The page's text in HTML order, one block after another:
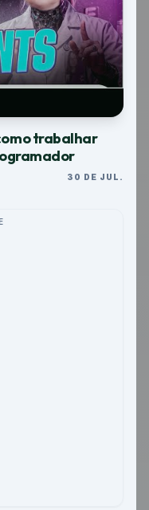
trabalhar
30 DE JUL.